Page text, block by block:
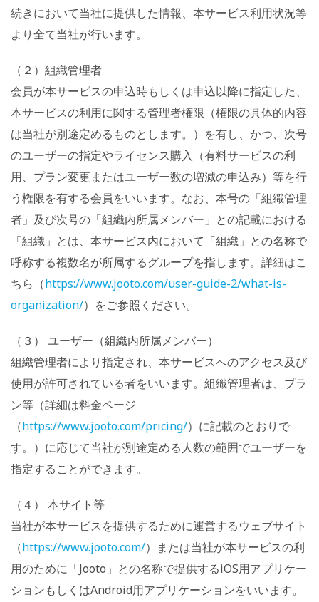
続きにおいて当社に提供した情報、本サービス利用状況等
より全て当社が行います。
（２）組織管理者
会員が本サービスの申込時もしくは申込以降に指定した、
本サービスの利用に関する管理者権限（権限の具体的内容
は当社が別途定めるものとします。）を有し、かつ、次号
のユーザーの指定やライセンス購入（有料サービスの利
用、プラン変更またはユーザー数の増減の申込み）等を行
う権限を有する会員をいいます。なお、本号の「組織管理
者」及び次号の「組織内所属メンバー」との記載における
「組織」とは、本サービス内において「組織」との名称で
呼称する複数名が所属するグループを指します。詳細はこ
ちら（https://www.jooto.com/user-guide-2/what-is-
organization/）をご参照ください。
（３） ユーザー（組織内所属メンバー）
組織管理者により指定され、本サービスへのアクセス及び
使用が許可されている者をいいます。組織管理者は、プラ
ン等（詳細は料金ページ
（https://www.jooto.com/pricing/）に記載のとおりで
す。）に応じて当社が別途定める人数の範囲でユーザーを
指定することができます。
（４） 本サイト等
当社が本サービスを提供するために運営するウェブサイト
（https://www.jooto.com/）または当社が本サービスの利
用のために「Jooto」との名称で提供するiOS用アプリケー
ションもしくはAndroid用アプリケーションをいいます。